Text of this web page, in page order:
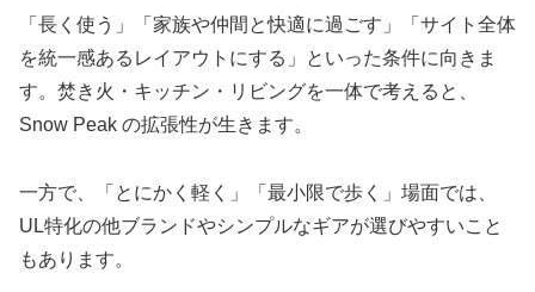
「長く使う」「家族や仲間と快適に過ごす」「サイト全体
を統一感あるレイアウトにする」といった条件に向きま
す。焚き火・キッチン・リビングを一体で考えると、
Snow Peak の拡張性が生きます。
一方で、「とにかく軽く」「最小限で歩く」場面では、
UL特化の他ブランドやシンプルなギアが選びやすいこと
もあります。